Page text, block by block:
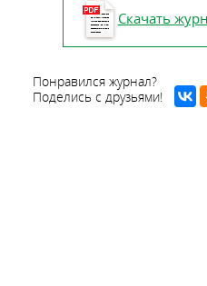
Скачать
Понравился журнал?
Поделись с друзьями!